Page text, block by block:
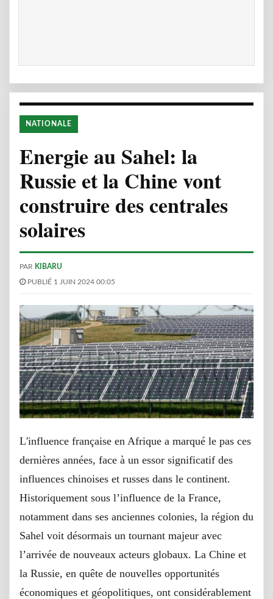
NATIONALE
Energie au Sahel: la
Russie et la Chine vont
construire des centrales
solaires
PAR KIBARU
PUBLIÉ 1 JUIN 2024 00:05
L'influence française en Afrique a marqué le pas ces
dernières années, face à un essor significatif des
influences chinoises et russes dans le continent.
Historiquement sous l’influence de la France,
notamment dans ses anciennes colonies, la région du
Sahel voit désormais un tournant majeur avec
l’arrivée de nouveaux acteurs globaux. La Chine et
la Russie, en quête de nouvelles opportunités
économiques et géopolitiques, ont considérablement